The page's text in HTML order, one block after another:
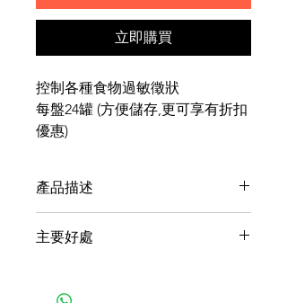
立即購買
控制各種食物過敏徵狀
每盤24罐 (方便儲存,更可享有折扣
優惠)
產品描述
屬的臨床營養配方，幫助貓隻控制
主要好處
Protein System™水解蛋白系統